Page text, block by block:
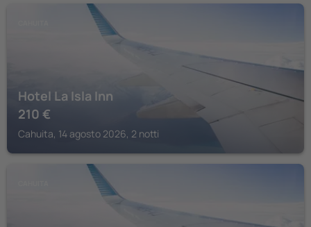
Hotel La Isla Inn
210 €
Cahuita, 14 agosto 2026, 2 notti